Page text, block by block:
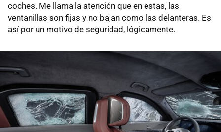
coches. Me llama la atención que en estas, las
ventanillas son fijas y no bajan como las delanteras. Es
así por un motivo de seguridad, lógicamente.